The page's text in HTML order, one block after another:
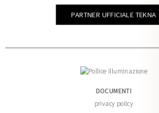
PARTNER UFFICIALE TEKNA
DOCUMENTI
privacy policy